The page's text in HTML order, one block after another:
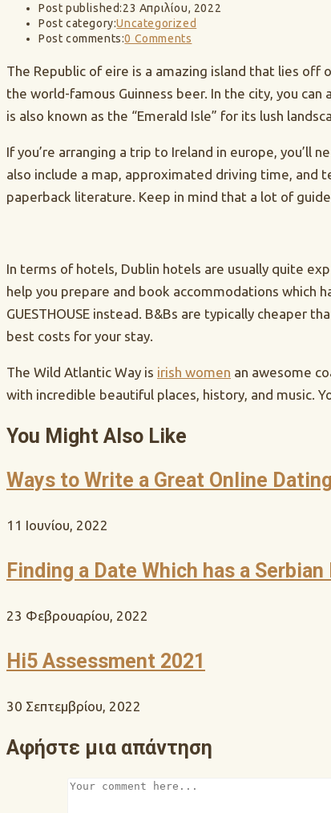
Post published:23 Απριλίου, 2022
Post category:Uncategorized
Post comments:0 Comments
The Republic of eire is a amazing island that lies off
the world-famous Guinness beer. In the city, you
is also known as the “Emerald Isle” for its lush
If you’re arranging a trip to Ireland in europe,
also include a map, approximated driving time, and
paperback literature. Keep in mind that a lot of
In terms of hotels, Dublin hotels are usually quite
help you prepare and book accommodations which
GUESTHOUSE instead. B&Bs are typically cheaper
best costs for your stay.
The Wild Atlantic Way is irish women an awesome
with incredible beautiful places, history, and music.
You Might Also Like
Ways to Write a Great Online
11 Ιουνίου, 2022
Finding a Date Which has a Serbian
23 Φεβρουαρίου, 2022
Hi5 Assessment 2021
30 Σεπτεμβρίου, 2022
Αφήστε μια απάντηση